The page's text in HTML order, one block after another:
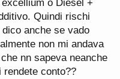
o Diesel +
Quindi rischi
anche se vado
non mi andava
nn sapeva neanche
conto??